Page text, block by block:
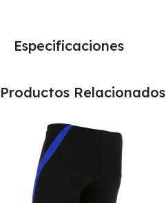
Especificaciones
Productos Relacionados